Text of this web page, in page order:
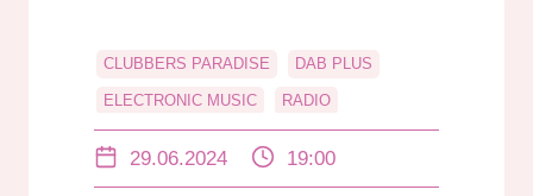
CLUBBERS PARADISE DAB PLUS
ELECTRONIC MUSIC RADIO
RHEIN-NECKAR
29.06.2024 19:00